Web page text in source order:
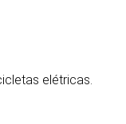
elétricas.